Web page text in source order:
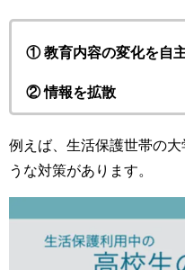
① 教育内容の変化を自
② 情報を拡散
例えば、生活保護世帯の
うな対策があります。